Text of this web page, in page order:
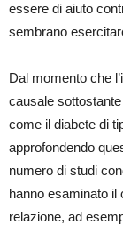
essere di aiuto
sembrano
Dal momento che
causale
come il diabete di
approfondendo
numero di studi
hanno esaminato il
relazione, ad